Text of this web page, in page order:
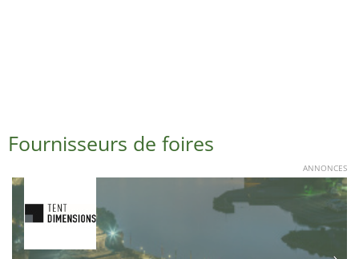
Fournisseurs de foires
ANNONCES